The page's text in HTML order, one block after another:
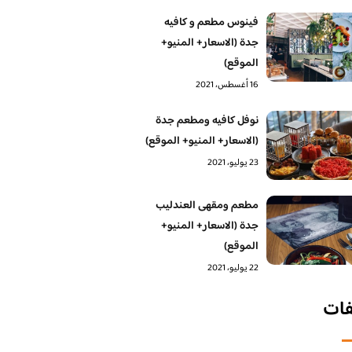
فينوس مطعم و كافيه
جدة (الاسعار+ المنيو+
الموقع)
16 أغسطس، 2021
نوفل كافيه ومطعم جدة
(الاسعار+ المنيو+ الموقع)
23 يوليو، 2021
مطعم ومقهى العندليب
جدة (الاسعار+ المنيو+
الموقع)
22 يوليو، 2021